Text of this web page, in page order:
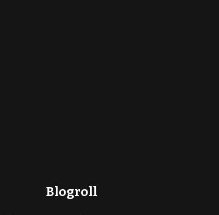
Blogroll